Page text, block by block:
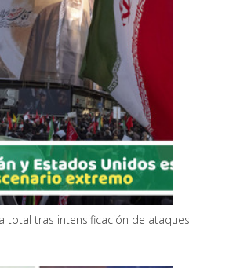
total tras intensificación de ataques